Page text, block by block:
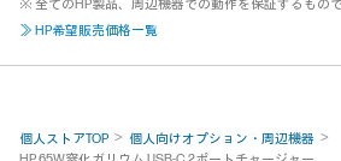
※ 全てのHP製品、周辺機器での動作を保証するもの
≫ HP希望販売価格一覧
個人ストアTOP
個人向けオプション・周辺機器